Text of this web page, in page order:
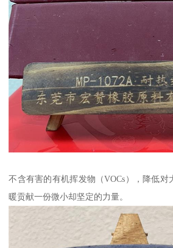
不含有害的有机挥发物（VOCs），降低
暖贡献一份微小却坚定的力量。